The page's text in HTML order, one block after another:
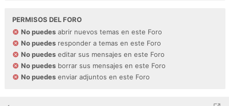
PERMISOS DEL FORO
No puedes abrir nuevos temas en este Foro
No puedes responder a temas en este Foro
No puedes editar sus mensajes en este Foro
No puedes borrar sus mensajes en este Foro
No puedes enviar adjuntos en este Foro